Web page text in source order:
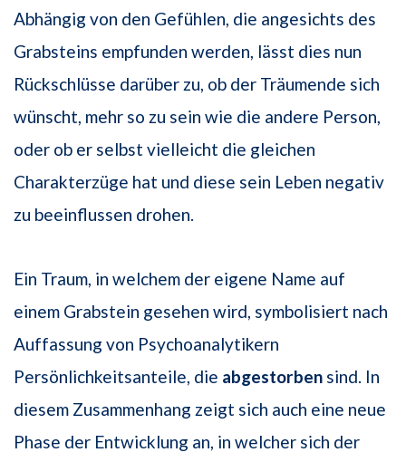
Abhängig von den Gefühlen, die angesichts des
Grabsteins empfunden werden, lässt dies nun
Rückschlüsse darüber zu, ob der Träumende sich
wünscht, mehr so zu sein wie die andere Person,
oder ob er selbst vielleicht die gleichen
Charakterzüge hat und diese sein Leben negativ
zu beeinflussen drohen.
Ein Traum, in welchem der eigene Name auf
einem Grabstein gesehen wird, symbolisiert nach
Auffassung von Psychoanalytikern
Persönlichkeitsanteile, die abgestorben sind. In
diesem Zusammenhang zeigt sich auch eine neue
Phase der Entwicklung an, in welcher sich der